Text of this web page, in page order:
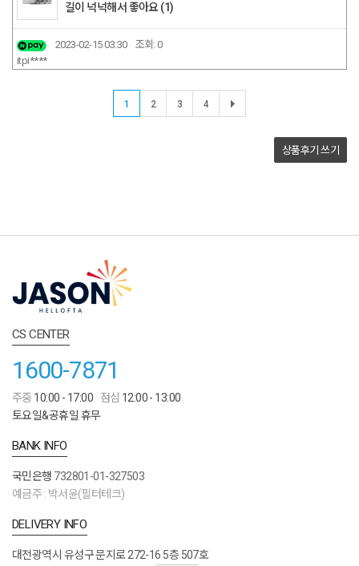
길이 넉넉해서 좋아요(1)
itpi****
2023-02-15 03:30 조회: 0
1 2 3 4
상품후기쓰기
CS CENTER
1600-7871
주중 10:00 - 17:00 점심 12:00 - 13:00
토요일&공휴일 휴무
BANK INFO
국민은행 732801-01-327503
예금주 : 박서윤(필터테크)
DELIVERY INFO
대전광역시 유성구 문지로 272-16 5층 507호